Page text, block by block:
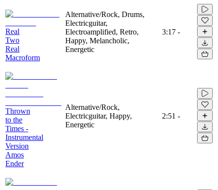
Real
Two
Real
Macroform
Alternative/Rock, Drums,
Electricguitar,
Electroamplified, Retro,
Happy, Melancholic,
Energetic
3:17 -
Thrown
to the
Times -
Instrumental
Version
Amos
Ender
Alternative/Rock,
Electricguitar, Happy,
Energetic
2:51 -